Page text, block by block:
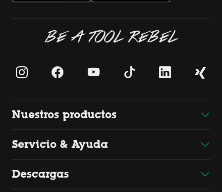
BE A TOOL REBEL
Nuestros productos
Servicio & Ayuda
Descargas